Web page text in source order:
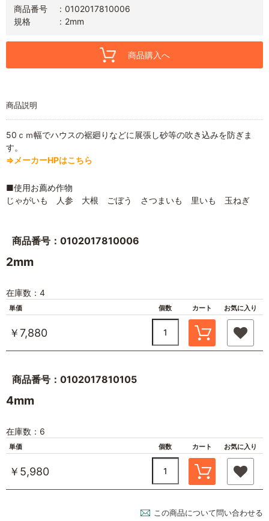
商品番号
0102017810006
規格
2mm
商品購入へ
商品説明
50ｃｍ幅でハウスの裾廻りなどに展張し砂等の吹き込みを防ぎま
す。
⇒メーカーHPはこちら
■使用お薦め作物
じゃがいも 人参 大根 ごぼう さつまいも 里いも 玉ねぎ
商品番号：0102017810006
2mm
在庫数：4
単価 個数 カート お気に入り
￥7,880
商品番号：0102017810105
4mm
在庫数：6
単価 個数 カート お気に入り
￥5,980
この商品について問い合わせる